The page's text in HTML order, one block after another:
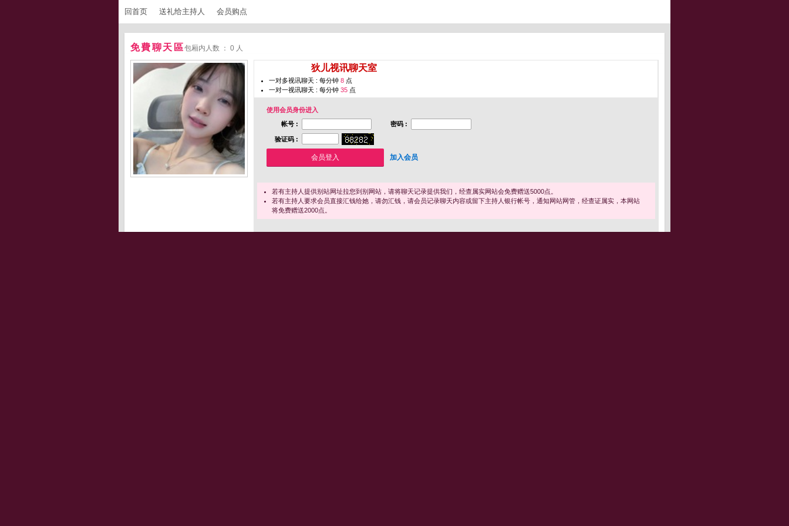
回首页 送礼给主持人 会员购点
免費聊天區包厢内人数 ： 0 人
狄儿视讯聊天室
一对多视讯聊天 : 每分钟 8 点
一对一视讯聊天 : 每分钟 35 点
使用会员身份进入
帐号 :
密码 :
验证码 :
加入会员
若有主持人提供别站网址拉您到别网站，请将聊天记录提供我们，经查属实网站会免费赠送5000点。
若有主持人要求会员直接汇钱给她，请勿汇钱，请会员记录聊天内容或留下主持人银行帐号，通知网站网管，经查证属实，本网站
将免费赠送2000点。